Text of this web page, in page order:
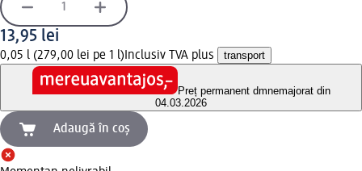
13,95 lei
0,05 l (279,00 lei pe 1 l) Inclusiv TVA plus transport
Preț permanent dmnemajorat din
04.03.2026
Adaugă în coș